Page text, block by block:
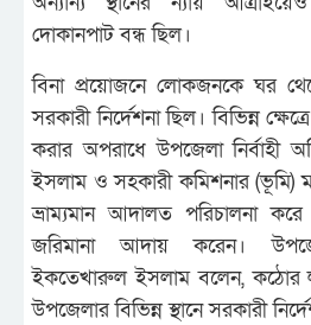
দোকানপাট বন্ধ ছিল।
বিনা প্রয়োজনে লোকজনকে ঘর
সরকারী নির্দেশনা ছিল। বিভিন্ন
করার অপরাধে উপজেলা নির্বাহী
ইসলাম ও সহকারী কমিশনার
ভ্রাম্যমান আদালত পরিচালনা
জরিমানা আদায় করেন।
ইকতেখারুল ইসলাম বলেন, কঠোর
উপজেলার বিভিন্ন স্থানে সরকারী